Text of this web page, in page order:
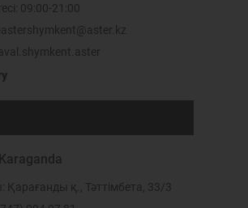
09:00-21:00
қ., Тәттімбета, 33/3